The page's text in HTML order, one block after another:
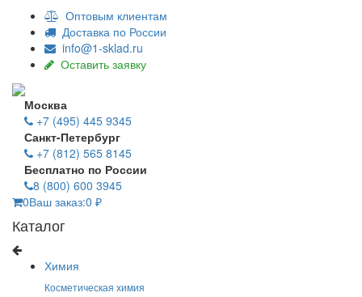
Оптовым клиентам
Доставка по России
info@1-sklad.ru
Оставить заявку
Москва
+7 (495) 445 9345
Санкт-Петербург
+7 (812) 565 8145
Бесплатно по России
8 (800) 600 3945
0Ваш заказ:0 ₽
Каталог
Химия
Косметическая химия